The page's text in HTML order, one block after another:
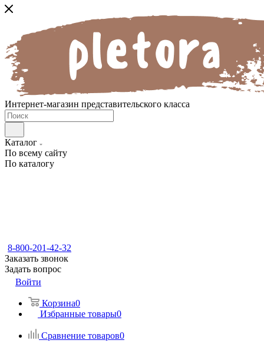
Интернет-магазин представительского класса
Каталог
По всему сайту
По каталогу
8-800-201-42-32
Заказать звонок
Задать вопрос
Войти
Корзина0
Избранные товары0
Сравнение товаров0